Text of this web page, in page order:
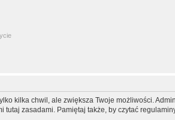
kilka chwil, ale zwiększa Twoje możliwości.
zasadami. Pamiętaj także, by czytać